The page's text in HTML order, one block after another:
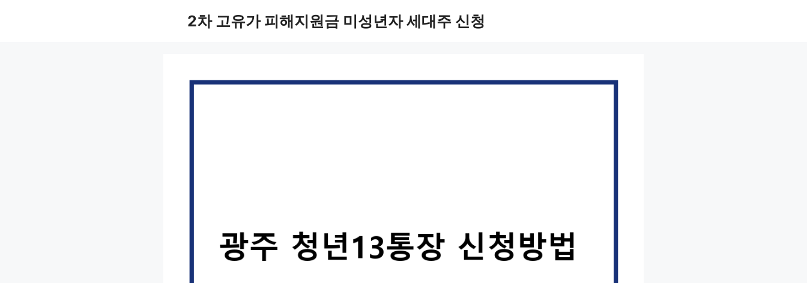
2차 고유가 피해지원금 미성년자 세대주 신청